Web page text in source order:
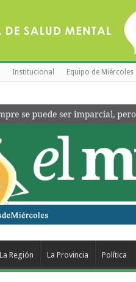
Institucional Equipo de Miércoles
La Región La Provincia Política